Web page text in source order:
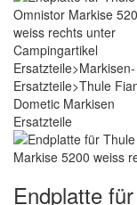
Endplatte